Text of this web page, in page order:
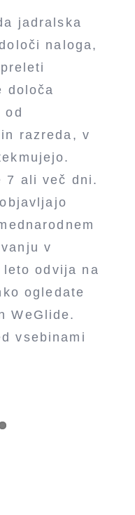
jadralska
naloga,
določa
od
razreda, v
7 ali več dni.
v
odvija na
ogledate
WeGlide.
vsebinami